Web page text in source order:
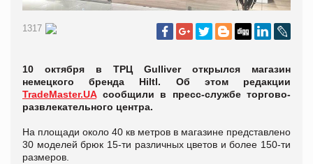
1317
10 октября в ТРЦ Gulliver открылся магазин
немецкого бренда Hiltl. Об этом редакции
TradeMaster.UAсообщили в пресс-службе торгово-
развлекательного центра.
На площади около 40 кв метров в магазине представлено
30 моделей брюк 15-ти различных цветов и более 150-ти
размеров.